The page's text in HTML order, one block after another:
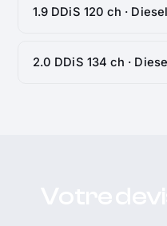
1.9 DDiS 120 ch · Diesel
2.0 DDiS 134 ch ·